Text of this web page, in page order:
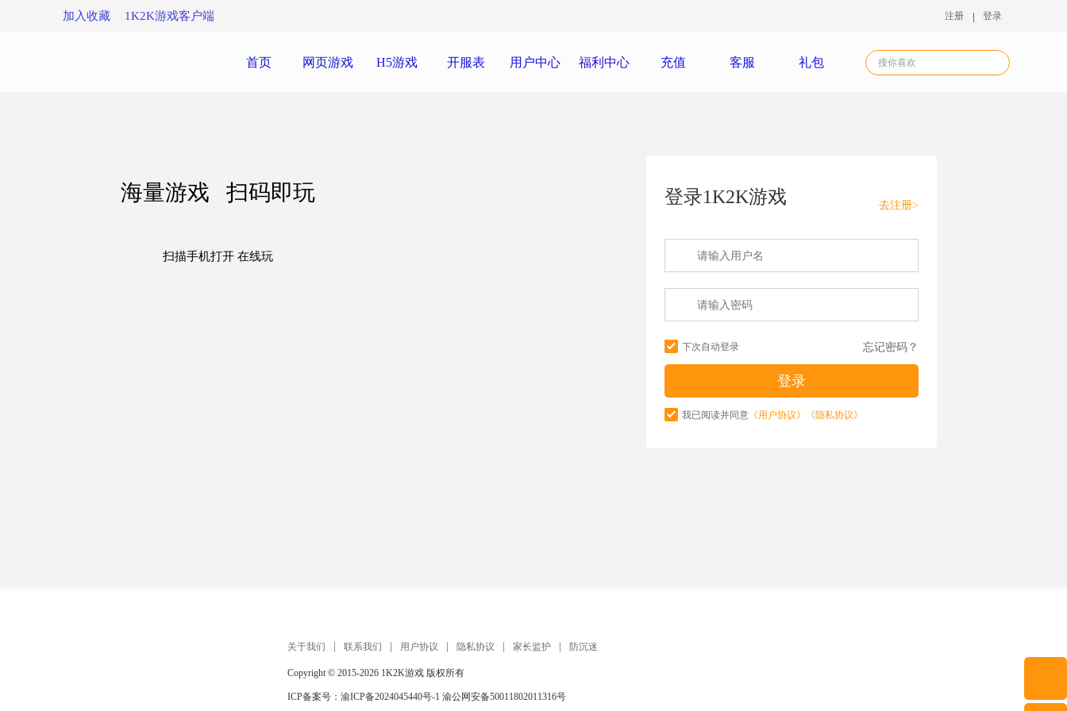
加入收藏 1K2K游戏客户端 注册 登录
首页 网页游戏 H5游戏 开服表 用户中心 福利中心 充值 客服 礼包
海量游戏 扫码即玩 登录1K2K游戏 去注册>
下次自动登录 忘记密码？
我已阅读并同意 《用户协议》 《隐私协议》
关于我们 联系我们 用户协议 隐私协议 家长监护 防沉迷
Copyright © 2015-2026 1K2K游戏 版权所有
ICP备案号： 渝ICP备2024045440号-1 渝公网安备50011802011316号